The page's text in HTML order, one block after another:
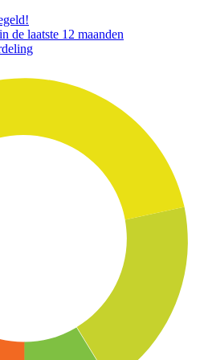
de laatste 12 maanden